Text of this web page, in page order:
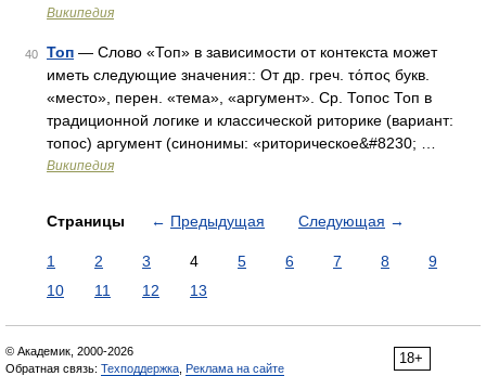
Википедия
40 Топ — Слово «Топ» в зависимости от контекста может
иметь следующие значения:: От др. греч. τόπος букв.
«место», перен. «тема», «аргумент». Ср. Топос Топ в
традиционной логике и классической риторике (вариант:
топос) аргумент (синонимы: «риторическое&#8230; …
Википедия
Страницы ← Предыдущая Следующая →
1 2 3 4 5 6 7 8
9
10
11 12 13
18+
© Академик, 2000-2026
Обратная связь: Техподдержка Реклама на сайте